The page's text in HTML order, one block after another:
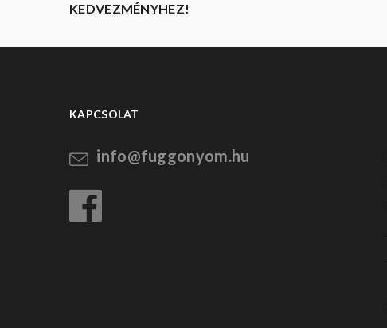
KEDVEZMÉNYHEZ!
KAPCSOLAT
info@fuggonyom.hu